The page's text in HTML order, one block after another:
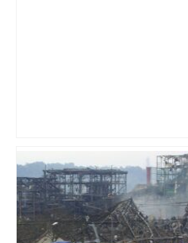
Au cœur du quotidien
du CHU de Toulouse – Sud